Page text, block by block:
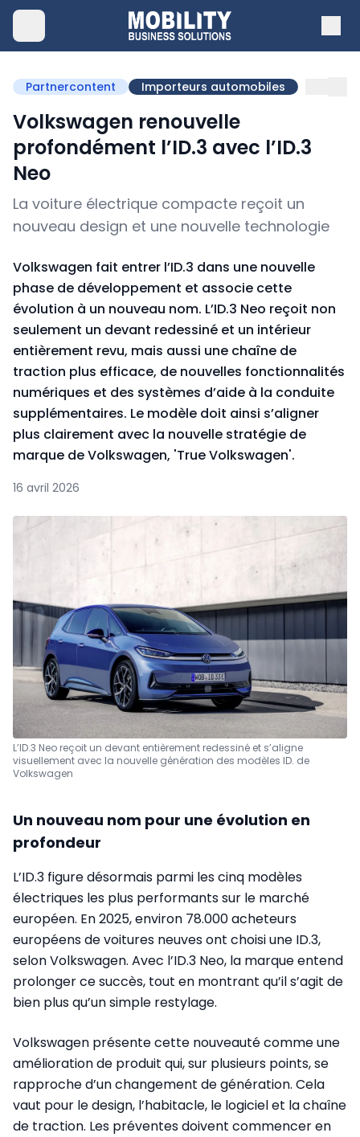
Partnercontent Importeurs automobiles
Volkswagen renouvelle
profondément l’ID.3 avec l’ID.3
Neo
La voiture électrique compacte reçoit un
nouveau design et une nouvelle technologie
Volkswagen fait entrer l’ID.3 dans une nouvelle
phase de développement et associe cette
évolution à un nouveau nom. L’ID.3 Neo reçoit non
seulement un devant redessiné et un intérieur
entièrement revu, mais aussi une chaîne de
traction plus efficace, de nouvelles fonctionnalités
numériques et des systèmes d’aide à la conduite
supplémentaires. Le modèle doit ainsi s’aligner
plus clairement avec la nouvelle stratégie de
marque de Volkswagen, 'True Volkswagen'.
16 avril 2026
L’ID.3 Neo reçoit un devant entièrement redessiné et s’aligne
visuellement avec la nouvelle génération des modèles ID. de
Volkswagen
Un nouveau nom pour une évolution en
profondeur
L’ID.3 figure désormais parmi les cinq modèles
électriques les plus performants sur le marché
européen. En 2025, environ 78.000 acheteurs
européens de voitures neuves ont choisi une ID.3,
selon Volkswagen. Avec l’ID.3 Neo, la marque entend
prolonger ce succès, tout en montrant qu’il s’agit de
bien plus qu’un simple restylage.
Volkswagen présente cette nouveauté comme une
amélioration de produit qui, sur plusieurs points, se
rapproche d’un changement de génération. Cela
vaut pour le design, l’habitacle, le logiciel et la chaîne
de traction. Les préventes doivent commencer en